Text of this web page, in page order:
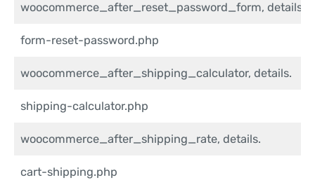
woocommerce_after_reset_password_form, details.
form-reset-password.php
woocommerce_after_shipping_calculator, details.
shipping-calculator.php
woocommerce_after_shipping_rate, details.
cart-shipping.php